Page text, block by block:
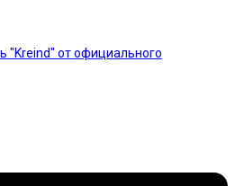
"Kreind" от официального